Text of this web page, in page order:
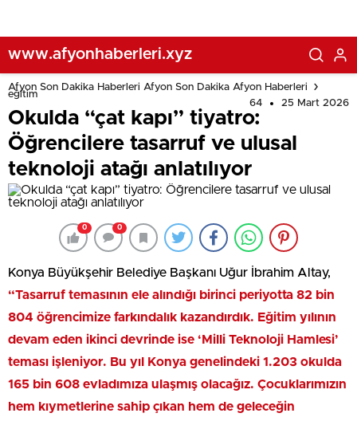
www.afyonhaberleri.xyz
Afyon Son Dakika Haberleri Afyon Son Dakika Afyon Haberleri
eğitim
64
25 Mart 2026
Okulda “çat kapı” tiyatro:
Öğrencilere tasarruf ve ulusal
teknoloji atağı anlatılıyor
0 0
Konya Büyükşehir Belediye Başkanı Uğur İbrahim Altay,
“Tasarruf temasının ele alındığı birinci periyotta 82 bin
804 öğrencimize farkındalık kazandırdık. Eğitim yılının
devam eden ikinci devrinde ise ‘Milli Teknoloji Hamlesi’
teması işleniyor. Bu yıl Konya genelindeki 1.203 okulda
165 bin 608 evladımıza ulaşmış olacağız. Çocuklarımızın
hem kıymetlerine sahip çıkan hem de geleceğin